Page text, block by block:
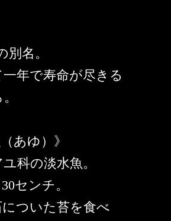
別名。
年で寿命が尽きる
あゆ）》
科の淡水魚。
センチ。
ついた苔を食べ